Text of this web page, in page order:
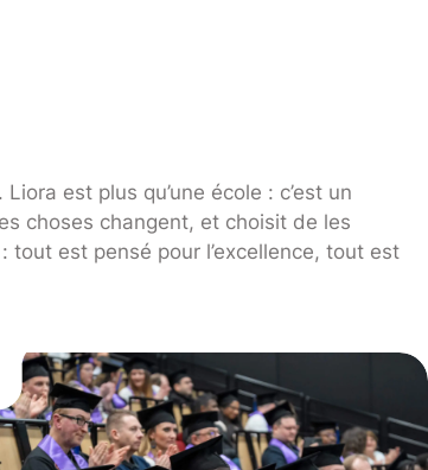
est plus qu’une école : c’est un
choses changent, et choisit de les
est pensé pour l’excellence, tout est